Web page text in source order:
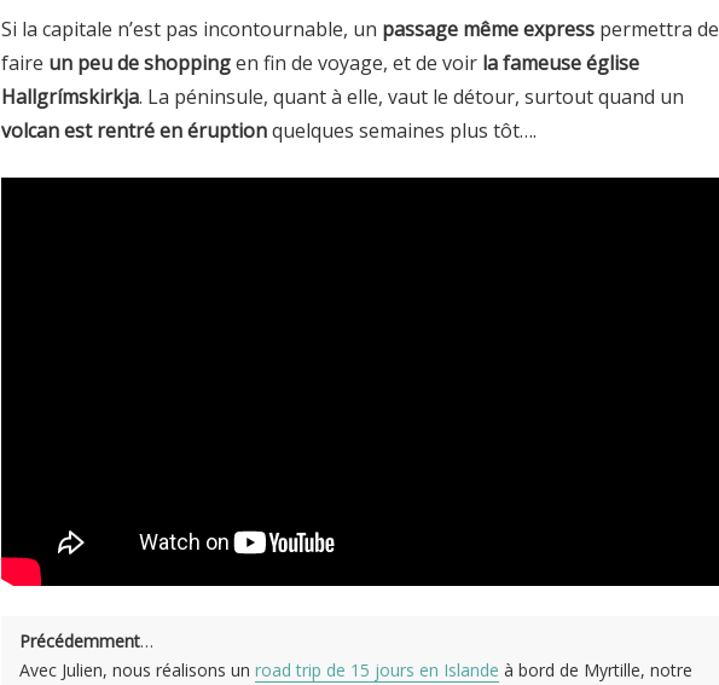
Si la capitale n’est pas incontournable, un passage même express permettra de
faire un peu de shoppingen fin de voyage, et de voir la fameuse église
Hallgrímskirkja. La péninsule, quant à elle, vaut le détour, surtout quand un
volcan est rentré en éruptionquelques semaines plus tôt….
Précédemment…
Avec Julien, nous réalisons un road trip de 15 jours en Islande à bord de Myrtille, notre